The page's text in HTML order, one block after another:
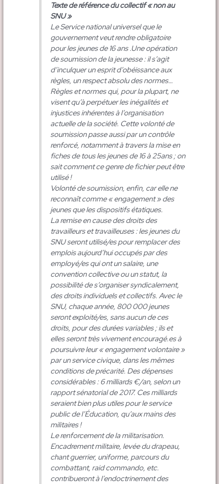
Texte de référence du collectif « non au
SNU »
Le Service national universel que le
gouvernement veut rendre obligatoire
pour les jeunes de 16 ans .Une opération
de soumission de la jeunesse : il s’agit
d’inculquer un esprit d’obéissance aux
règles, un respect absolu des normes…
Règles et normes qui, pour la plupart, ne
visent qu’à perpétuer les inégalités et
injustices inhérentes à l’organisation
actuelle de la société. Cette volonté de
soumission passe aussi par un contrôle
renforcé, notamment à travers la mise en
fiches de tous les jeunes de 16 à 25ans ; on
sait comment ce genre de fichier peut être
utilisé !
Volonté de soumission, enfin, car elle ne
reconnaît comme « engagement » des
jeunes que les dispositifs étatiques.
La remise en cause des droits des
travailleurs et travailleuses : les jeunes du
SNU seront utilisé/es pour remplacer des
emplois aujourd’hui occupés par des
employé/es qui ont un salaire, une
convention collective ou un statut, la
possibilité de s’organiser syndicalement,
des droits individuels et collectifs. Avec le
SNU, chaque année, 800 000 jeunes
seront exploité/es, sans aucun de ces
droits, pour des durées variables ; ils et
elles seront très vivement encouragé.es à
poursuivre leur « engagement volontaire »
par un service civique, dans les mêmes
conditions de précarité. Des dépenses
considérables : 6 milliards €/an, selon un
rapport sénatorial de 2017. Ces milliards
seraient bien plus utiles pour le service
public de l’Éducation, qu’aux mains des
militaires !
Le renforcement de la militarisation.
Encadrement militaire, levée du drapeau,
chant guerrier, uniforme, parcours du
combattant, raid commando, etc.
contribueront à l’endoctrinement des